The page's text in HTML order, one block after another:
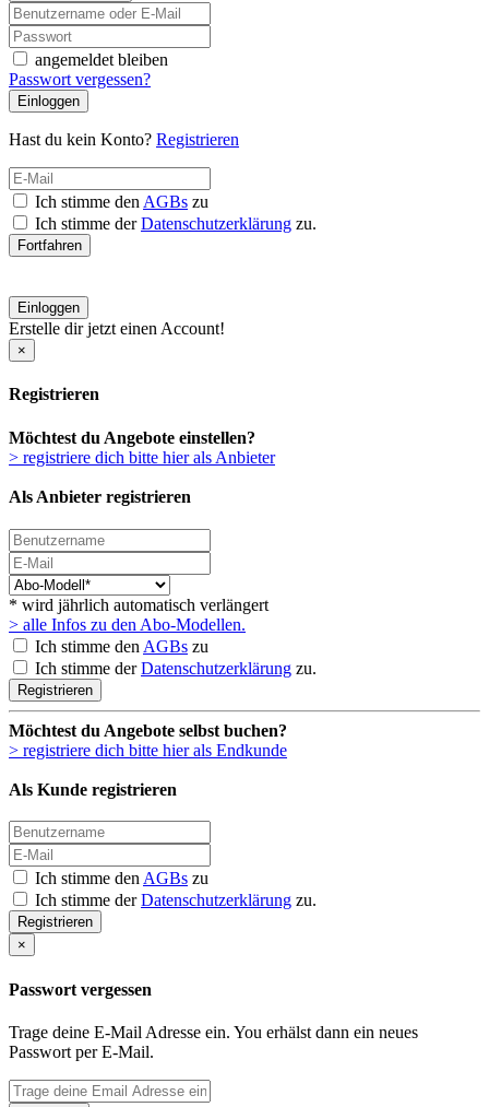
angemeldet bleiben
Passwort vergessen?
Einloggen
Hast du kein Konto? Registrieren
Ich stimme den AGBs zu
Ich stimme derDatenschutzerklärung zu.
Fortfahren
Einloggen
Erstelle dir jetzt einen Account!
×
Registrieren
Möchtest du Angebote einstellen?
> registriere dich bitte hier als Anbieter
Als Anbieter registrieren
* wird jährlich automatisch verlängert
> alle Infos zu den Abo-Modellen.
Ich stimme den AGBs zu
Ich stimme derDatenschutzerklärung zu.
Registrieren
Möchtest du Angebote selbst buchen?
> registriere dich bitte hier als Endkunde
Als Kunde registrieren
Ich stimme denAGBs zu
Ich stimme derDatenschutzerklärung zu.
Registrieren
×
Passwort vergessen
Trage deine E-Mail Adresse ein. You erhälst dann ein neues
Passwort per E-Mail.